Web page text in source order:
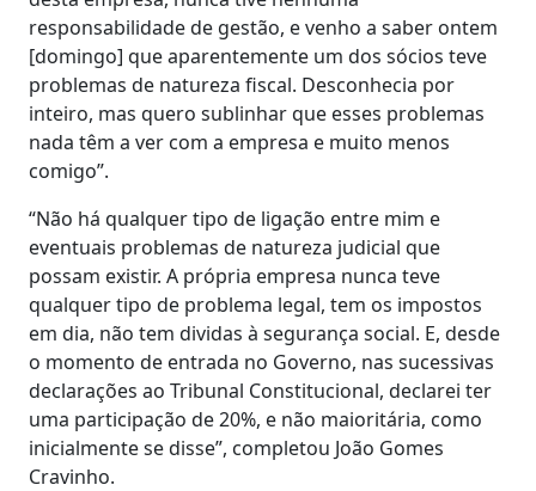
responsabilidade de gestão, e venho a saber ontem
[domingo] que aparentemente um dos sócios teve
problemas de natureza fiscal. Desconhecia por
inteiro, mas quero sublinhar que esses problemas
nada têm a ver com a empresa e muito menos
comigo”.
“Não há qualquer tipo de ligação entre mim e
eventuais problemas de natureza judicial que
possam existir. A própria empresa nunca teve
qualquer tipo de problema legal, tem os impostos
em dia, não tem dividas à segurança social. E, desde
o momento de entrada no Governo, nas sucessivas
declarações ao Tribunal Constitucional, declarei ter
uma participação de 20%, e não maioritária, como
inicialmente se disse”, completou João Gomes
Cravinho.